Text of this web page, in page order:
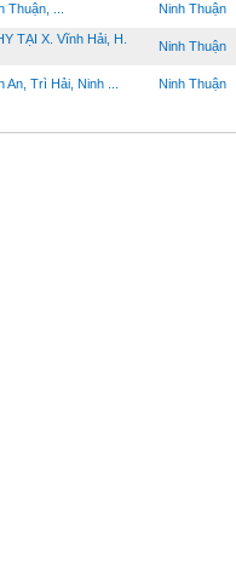
... Ninh Thuận
TẠI X. Vĩnh Hải, H.
Ninh Thuận
Trì Hải, Ninh ... Ninh Thuận